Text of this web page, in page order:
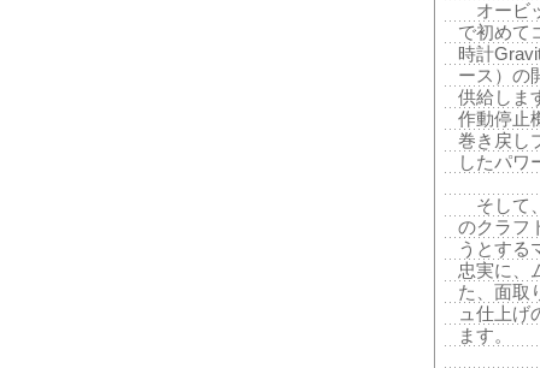
オービ
で初めて
時計
ース）の
供給しま
作動停止
巻き戻し
したパワ
そして
のクラフ
うとする
忠実に、
た、面取
ュ仕上げ
ます。